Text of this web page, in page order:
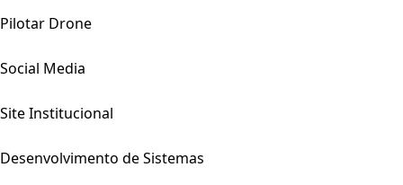
Pilotar Drone
Social Media
Site Institucional
Desenvolvimento de Sistemas